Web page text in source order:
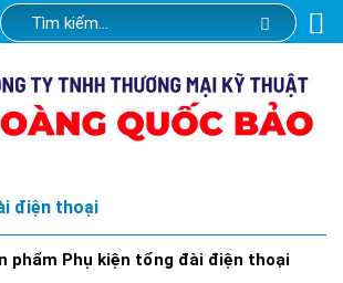
điện thoại
phẩm Phụ kiện tổng đài điện thoại